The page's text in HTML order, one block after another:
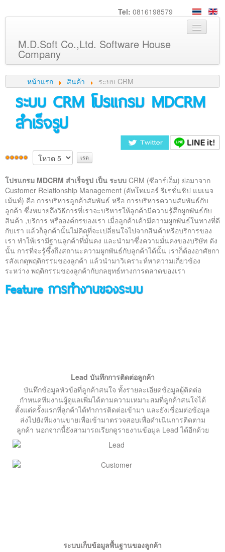
Tel: 0816198579
M.D.Soft Co.,Ltd. Software House
Company
หน้าหลัก
เกี่ยวกับเรา
บริการ
สินค้า
ลูกค้า
ภาพกิจกรรม
ร่วมงานกับเรา
ช่วยเหลือ
ติดต่อเรา
หน้าแรก สินค้า ระบบ CRM
ระบบ CRM โปรแกรม MDCRM
สำเร็จรูป
โปรแกรม MDCRM สำเร็จรูป เป็น ระบบ CRM (ซีอาร์เอ็ม) ย่อมาจาก
Customer Relationship Management (คัทโทเมอร์ รีเรชั่นชิป แมเนจ
เม้นท์) คือ การบริหารลูกค้าสัมพันธ์ หรือ การบริหารความสัมพันธ์กับ
ลูกค้า ซึ่งหมายถึงวิธีการที่เราจะบริหารให้ลูกค้ามีความรู้สึกผูกพันธ์กับ
สินค้า ,บริการ หรือองค์กรของเรา เมื่อลูกค้าเค้ามีความผูกพันธ์ในทางที่ดี
กับเรา แล้วก็ลูกค้านั้นไม่คิดที่จะเปลี่ยนใจไปจากสินค้าหรือบริการของ
เรา ทำให้เรามีฐานลูกค้าที่มั่้นคง และนำมาซึ่งความมั่นคงของบริษัท ดัง
นั้น การที่จะรู้ซึ้งถึงสถานะความผูกพันธ์กับลูกค้าได้นั้น เราก็ต้องอาศัยกา
รสังเกตุพฤติกรรมของลูกค้า แล้วนำมาวิเคราะห์หาความเกี่ยวข้อง
ระหว่าง พฤติกรรมของลูกค้ากับกลยุทธ์ทางการตลาดของเรา
Feature การทำงานของระบบ
Lead บันทึกการติดต่อลูกค้า
บันทึกข้อมูลหัวข้อที่ลูกค้าสนใจ ทั้งรายละเอียดข้อมูลผู้ติดต่อ
กำหนดทีมงานผู้ดูแลเพิ่มได้ตามความเหมาะสมที่ลูกค้าสนใจได้
ตั้งแต่ครั้งแรกที่ลูกค้าได้ทำการติดต่อเข้ามา และยังเชื่อมต่อข้อมูล
ส่งไปยังทีมงานขายเพื่อเข้ามาตรวจสอบเพื่อดำเนินการติดตาม
ลูกค้า นอกจากนี้ยังสามารถเรียกดูรายงานข้อมูล Lead ได้อีกด้วย
ระบบเก็บข้อมูลพื้นฐานของลูกค้า